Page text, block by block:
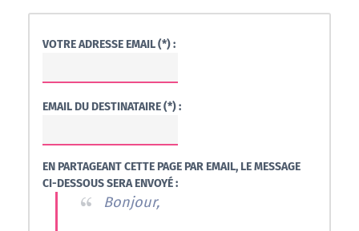
VOTRE ADRESSE EMAIL (*) :
EMAIL DU DESTINATAIRE (*) :
EN PARTAGEANT CETTE PAGE PAR EMAIL, LE MESSAGE
CI-DESSOUS SERA ENVOYÉ :
Bonjour,